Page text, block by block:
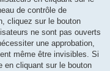
de contrôle de
cliquez sur le bouton
ne sont pas ouverts
une approbation,
même être invisibles. Si
en cliquant sur le bouton